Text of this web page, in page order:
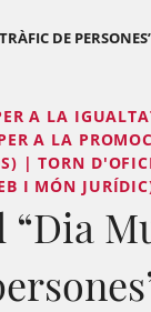
DE
A LA
A LA
| TORN
I MÓN